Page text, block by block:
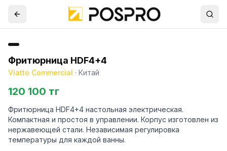
Фритюрница HDF4+4
Viatto Commercial · Китай
120 100 тг
Фритюрница HDF4+4 настольная электрическая.
Компактная и простоя в управлении. Корпус изготовлен из
нержавеющей стали. Независимая регулировка
температуры для каждой ванны.